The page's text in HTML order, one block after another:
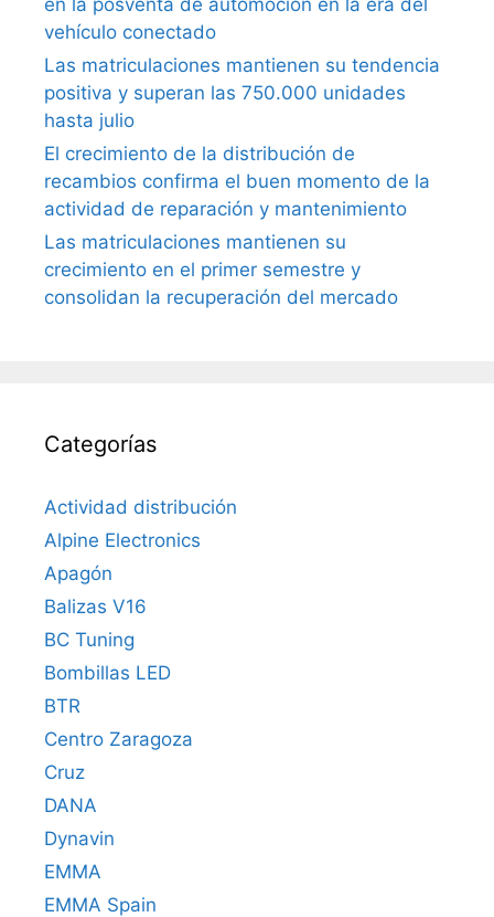
vehículo conectado
Las matriculaciones mantienen su tendencia
positiva y superan las 750.000 unidades
hasta julio
El crecimiento de la distribución de
recambios confirma el buen momento de la
actividad de reparación y mantenimiento
Las matriculaciones mantienen su
crecimiento en el primer semestre y
consolidan la recuperación del mercado
Categorías
Actividad distribución
Alpine Electronics
Apagón
Balizas V16
BC Tuning
Bombillas LED
BTR
Centro Zaragoza
Cruz
DANA
Dynavin
EMMA
EMMA Spain